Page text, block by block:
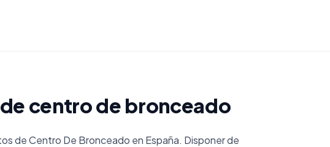
centro de bronceado
de Centro De Bronceado en España. Disponer de